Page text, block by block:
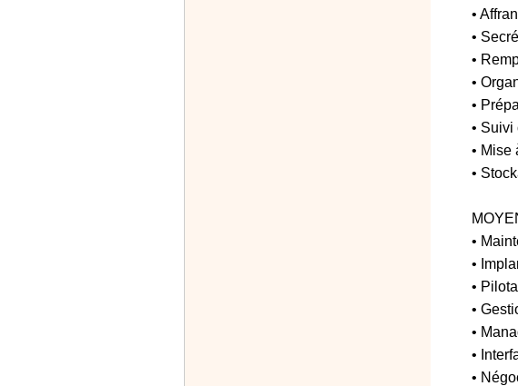
•
•
•
•
•
•
• Mise
•
•
•
•
•
•
•
•